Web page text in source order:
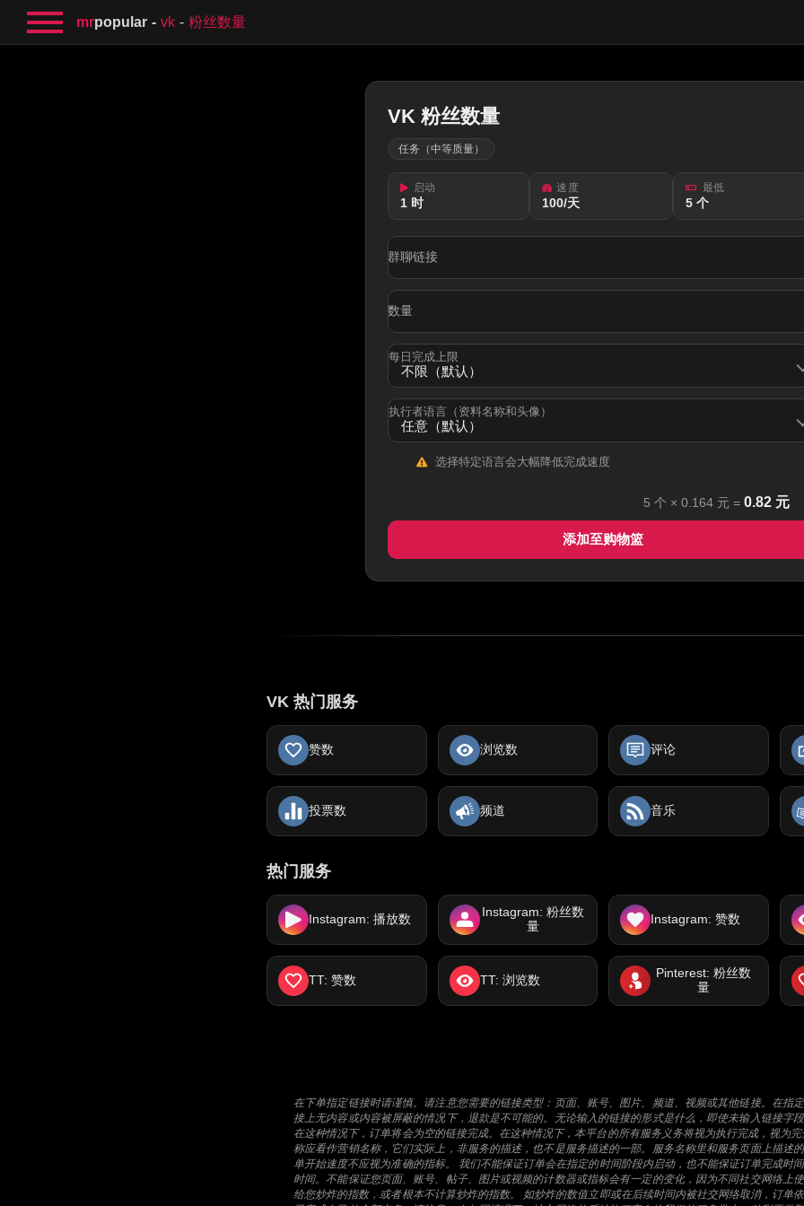
mrpopular vk 粉丝数量
VK 粉丝数量
任务（中等质量）
启动
1 时
速度
100/天
最低
5 个
群聊链接
数量
每日完成上限
执行者语言（资料名称和头像）
选择特定语言会大幅降低完成速度
5 个 × 0.164 元 = 0.82 元
添加至购物篮
VK 热门服务
赞数 浏览数 评论
投票数 频道 音乐
热门服务
Instagram: 播放数
Instagram: 粉丝数
量
Instagram: 赞数
TT: 赞数 TT: 浏览数
Pinterest: 粉丝数
量
在下单指定链接时请谨慎。请注意您需要的链接类型：页面、账号、图片、频道、视频或其他链接。在指
接上无内容或内容被屏蔽的情况下，退款是不可能的。无论输入的链接的形式是什么，即使未输入链接字
在这种情况下，订单将会为空的链接完成。在这种情况下，本平台的所有服务义务将视为执行完成，视为
称应看作营销名称，它们实际上，非服务的描述，也不是服务描述的一部。服务名称里和服务页面上描述
单开始速度不应视为准确的指标。 我们不能保证订单会在指定的时间阶段内启动，也不能保证订单完成时
时间。不能保证您页面、账号、帖子、图片或视频的计数器或指标会有一定的变化，因为不同社交网络上
给您炒炸的指数，或者根本不计算炒炸的指数。 如炒炸的数值立即或在后续时间内被社交网络取消，订单